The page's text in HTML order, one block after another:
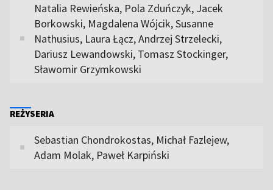
Natalia Rewieńska, Pola Zduńczyk, Jacek
Borkowski, Magdalena Wójcik, Susanne
Nathusius, Laura Łącz, Andrzej Strzelecki,
Dariusz Lewandowski, Tomasz Stockinger,
Sławomir Grzymkowski
REŻYSERIA
Sebastian Chondrokostas, Michał Fazlejew,
Adam Molak, Paweł Karpiński